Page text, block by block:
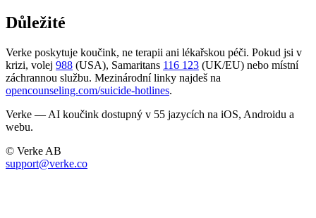
Důležité
Verke poskytuje koučink, ne terapii ani lékařskou péči. Pokud jsi v
krizi, volej 988 (USA), Samaritans 116 123 (UK/EU) nebo místní
záchrannou službu. Mezinárodní linky najdeš na
opencounseling.com/suicide-hotlines.
Verke — AI koučink dostupný v 55 jazycích na iOS, Androidu a
webu.
© Verke AB
support@verke.co